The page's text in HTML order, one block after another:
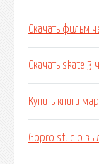
Скачать фильм
Скачать skate 3
Купить книги
Gopro studio